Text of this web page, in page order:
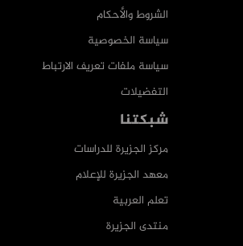
الشروط والأحكام
سياسة الخصوصية
سياسة ملفات تعريف الارتباط
التفضيلات
شبكتنا
مركز الجزيرة للدراسات
معهد الجزيرة للإعلام
تعلم العربية
منتدى الجزيرة